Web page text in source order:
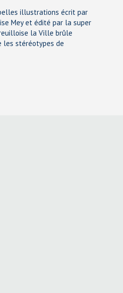
illustrations écrit par
Mey et édité par la super
la Ville brûle
les stéréotypes de